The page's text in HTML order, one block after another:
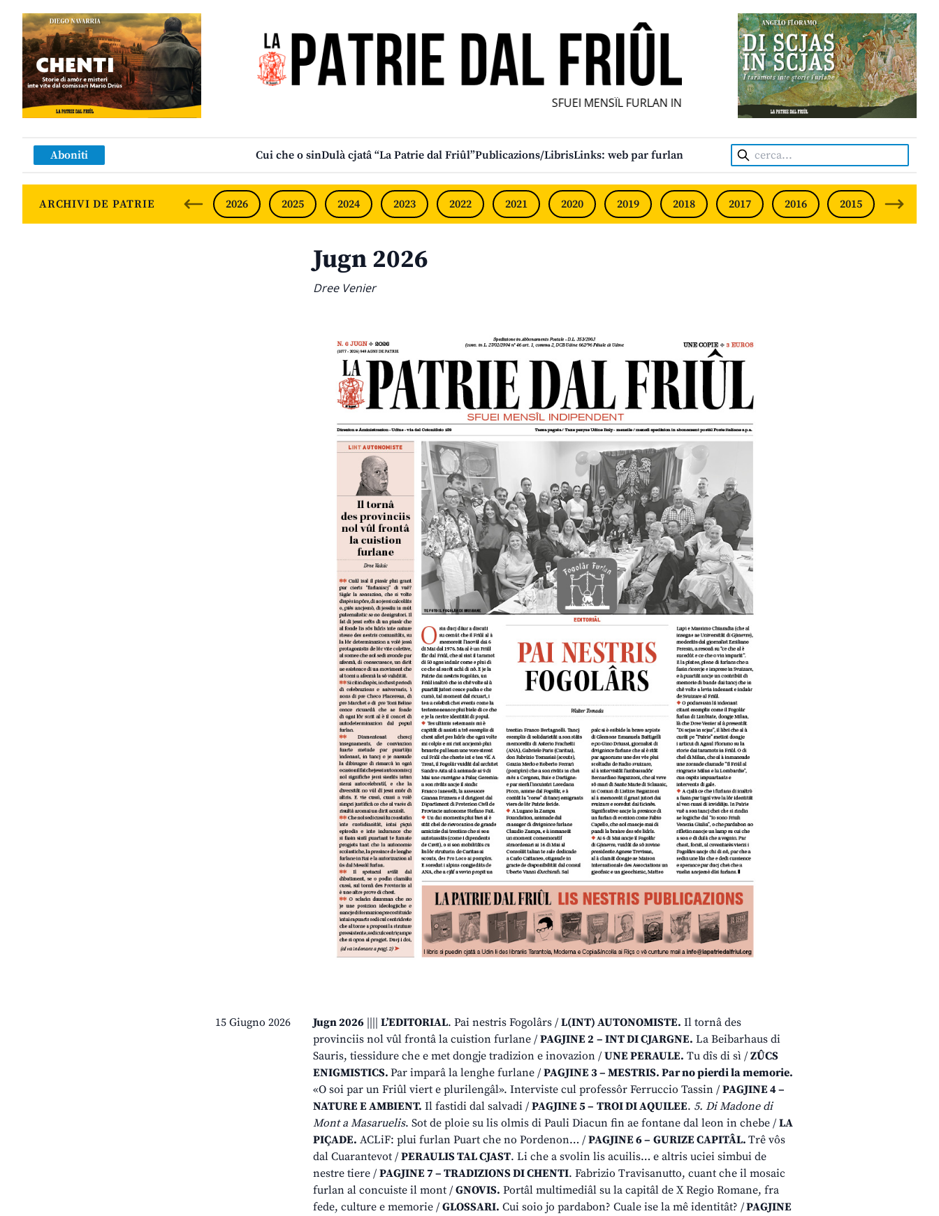
SFUEI MENSÎL FURLAN INDIPENDENT • INDEPENDENT FRIULIAN MONTHLY •
Aboniti Cui che o sinDulà cjatâ “La Patrie dal Friûl”Publicazions/LibrisLinks: web par furlan Cerca:
ARCHIVI DE PATRIE 2026 2025 2024 2023 2022 2021 2020 2019 2018 2017 2016 2015 2014
Jugn 2026
Dree Venier
15 Giugno 2026 Jugn 2026 L’EDITORIAL. Pai nestris Fogolârs / L(INT) AUTONOMISTE. Il tornâ des
provinciis nol vûl frontâ la cuistion furlane / PAGJINE 2 – INT DI CJARGNE. La Beibarhaus di
Sauris, tiessidure che e met dongje tradizion e inovazion / UNE PERAULE. Tu dîs di sì / ZÛCS
ENIGMISTICS. Par imparâ la lenghe furlane / PAGJINE 3 – MESTRIS. Par no pierdi la memorie.
«O soi par un Friûl viert e plurilengâl». Interviste cul professôr Ferruccio Tassin / PAGJINE 4 –
NATURE E AMBIENT. Il fastidi dal salvadi / PAGJINE 5 – TROI DI AQUILEE. 5. Di Madone di
Mont a Masaruelis. Sot de ploie su lis olmis di Pauli Diacun fin ae fontane dal leon in chebe / LA
PIÇADE. ACLiF: plui furlan Puart che no Pordenon… / PAGJINE 6 – GURIZE CAPITÂL. Trê vôs
dal Cuarantevot / PERAULIS TAL CJAST. Li che a svolin lis acuilis… e altris uciei simbui de
nestre tiere / PAGJINE 7 – TRADIZIONS DI CHENTI. Fabrizio Travisanutto, cuant che il mosaic
furlan al concuiste il mont / GNOVIS. Portâl multimediâl su la capitâl de X Regio Romane, fra
fede, culture e memorie / GLOSSARI. Cui soio jo pardabon? Cuale ise la mê identitât? /PAGJINE